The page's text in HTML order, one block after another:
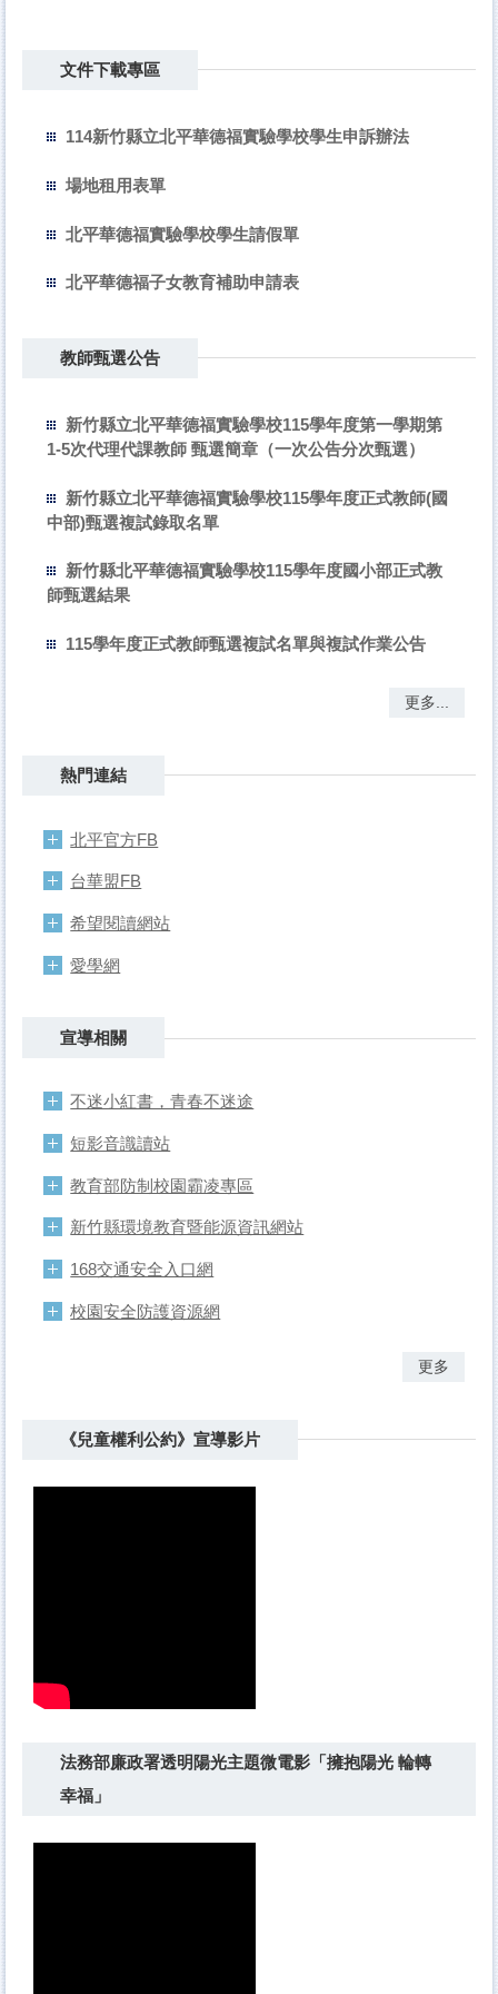
文件下載專區
114新竹縣立北平華德福實驗學校學生申訴辦法
場地租用表單
北平華德福實驗學校學生請假單
北平華德福子女教育補助申請表
教師甄選公告
新竹縣立北平華德福實驗學校115學年度第一學期第
1-5次代理代課教師 甄選簡章（一次公告分次甄選）
新竹縣立北平華德福實驗學校115學年度正式教師(國
中部)甄選複試錄取名單
新竹縣北平華德福實驗學校115學年度國小部正式教
師甄選結果
115學年度正式教師甄選複試名單與複試作業公告
更多...
熱門連結
北平官方FB
台華盟FB
希望閱讀網站
愛學網
宣導相關
不迷小紅書，青春不迷途
短影音識讀站
教育部防制校園霸凌專區
新竹縣環境教育暨能源資訊網站
168交通安全入口網
校園安全防護資源網
更多
《兒童權利公約》宣導影片
法務部廉政署透明陽光主題微電影「擁抱陽光 輪轉
幸福」